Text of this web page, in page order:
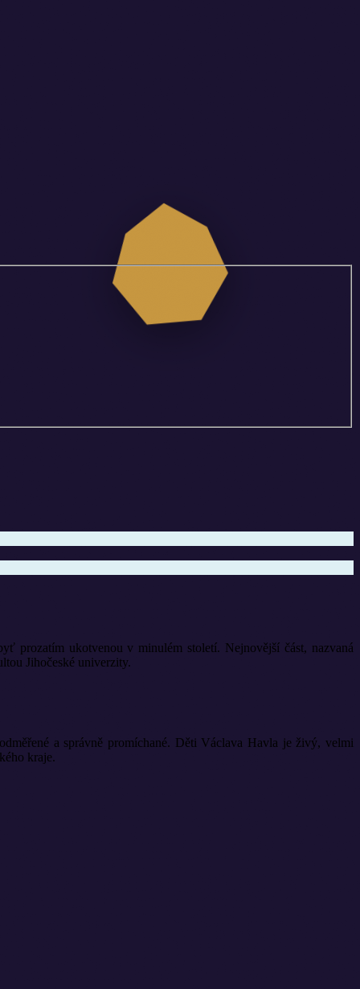
prozatím ukotvenou v minulém století. Nejnovější část, nazvaná
Jihočeské univerzity.
a správně promíchané. Děti Václava Havla je živý, velmi
kraje.